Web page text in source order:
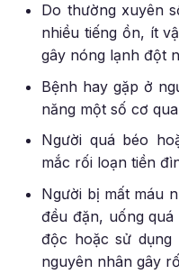
Do thường xuyên
nhiều tiếng ồn, ít
gây nóng lạnh đột
Bệnh hay gặp ở
năng một số cơ
Người quá béo
mắc rối loạn tiền
Người bị mất máu
đều đặn, uống
độc hoặc sử
nguyên nhân gây